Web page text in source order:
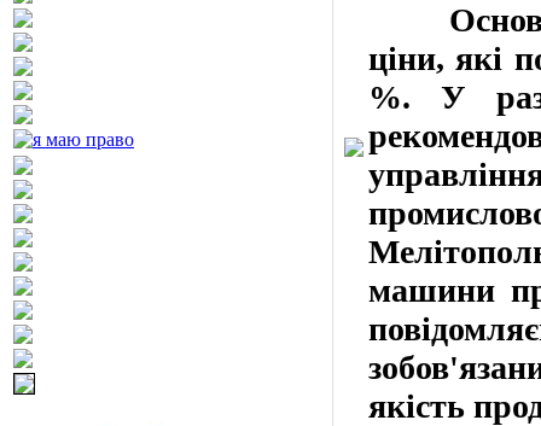
ціни, які
%. У
машини
якість